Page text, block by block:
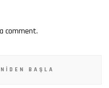
comment.
BAŞLA